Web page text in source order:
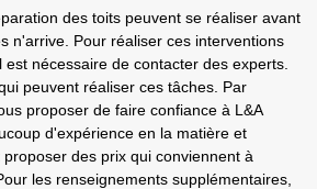
des toits peuvent se réaliser avant
n'arrive. Pour réaliser ces interventions
nécessaire de contacter des experts.
peuvent réaliser ces tâches. Par
proposer de faire confiance à L&A
d'expérience en la matière et
des prix qui conviennent à
les renseignements supplémentaires,